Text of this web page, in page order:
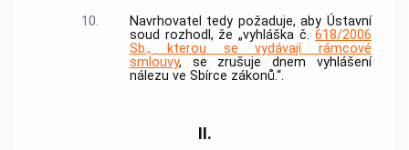
10.
Navrhovatel tedy požaduje, aby Ústavní
soud rozhodl, že „vyhláška č. 618/2006
Sb., kterou se vydávají rámcové
smlouvy, se zrušuje dnem vyhlášení
nálezu ve Sbírce zákonů.“.
II.